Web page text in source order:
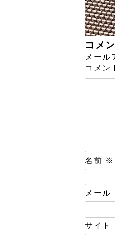
コメ
メール
コメン
名前 ※
メール
サイト